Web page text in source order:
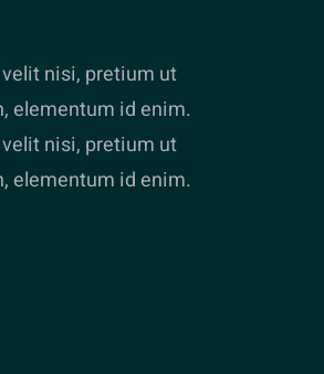
nisi, pretium ut
elementum id enim.
nisi, pretium ut
elementum id enim.